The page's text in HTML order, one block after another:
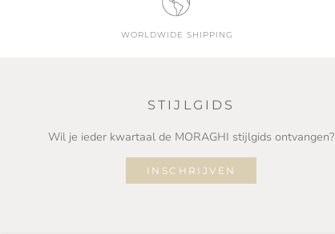
WORLDWIDE SHIPPING
STIJLGIDS
Wil je ieder kwartaal de MORAGHI stijlgids ontvangen?
INSCHRIJVEN